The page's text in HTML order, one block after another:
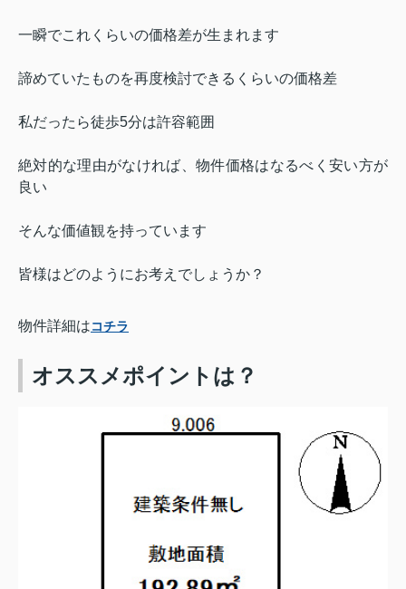
一瞬でこれくらいの価格差が生まれます
諦めていたものを再度検討できるくらいの価格差
私だったら徒歩5分は許容範囲
絶対的な理由がなければ、 物件価格はなるべく安い方が
良い
そんな価値観を持っています
皆様はどのようにお考えでしょうか？
物件詳細はコチラ
オススメポイントは？